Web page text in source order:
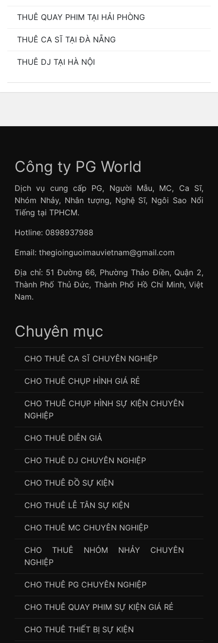
THUÊ QUAY PHIM TẠI HẢI PHÒNG
THUÊ CA SĨ TẠI ĐÀ NẴNG
THUÊ DJ TẠI HÀ NỘI
Công ty PG World
Dịch vụ cung cấp PG, Người Mẫu, MC, Ca Sĩ,
Nhóm Nhảy, Nhân tượng, Nghệ Sĩ, Ngôi Sao Nổi
Tiếng tại TPHCM.
Hotline: 0898937988
Email: thegioinguoimauvietnam@gmail.com
Địa chỉ: 51 Đường 66, Phường Thảo Điền, Quận 2,
Thành Phố Thủ Đức, Thành Phố Hồ Chí Minh, Việt
Nam.
Chuyên mục
CHO THUÊ CA SĨ CHUYÊN NGHIỆP
CHO THUÊ CHỤP HÌNH GIÁ RẺ
CHO THUÊ CHỤP HÌNH SỰ KIỆN CHUYÊN
NGHIỆP
CHO THUÊ DIỄN GIẢ
CHO THUÊ DJ CHUYÊN NGHIỆP
CHO THUÊ ĐỒ SỰ KIỆN
CHO THUÊ LỄ TÂN SỰ KIỆN
CHO THUÊ MC CHUYÊN NGHIỆP
CHO THUÊ NHÓM NHẢY CHUYÊN
NGHIỆP
CHO THUÊ PG CHUYÊN NGHIỆP
CHO THUÊ QUAY PHIM SỰ KIỆN GIÁ RẺ
CHO THUÊ THIẾT BỊ SỰ KIỆN